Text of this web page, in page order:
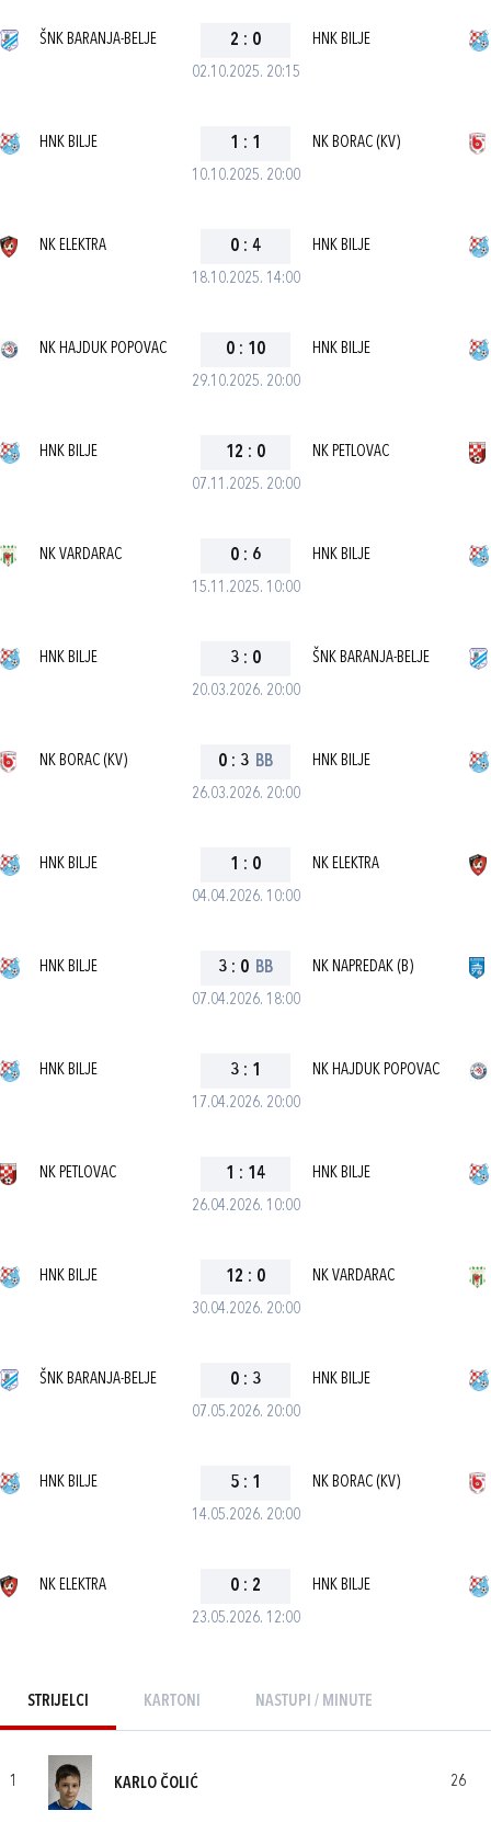
02.10.2025. 20:15
ŠNK BARANJA-BELJE 2 : 0 HNK BILJE
10.10.2025. 20:00
HNK BILJE 1 : 1 NK BORAC (KV)
18.10.2025. 14:00
NK ELEKTRA 0 : 4 HNK BILJE
29.10.2025. 20:00
NK HAJDUK POPOVAC 0 : 10 HNK BILJE
07.11.2025. 20:00
HNK BILJE 12 : 0 NK PETLOVAC
15.11.2025. 10:00
NK VARDARAC 0 : 6 HNK BILJE
20.03.2026. 20:00
HNK BILJE 3 : 0 ŠNK BARANJA-BELJE
26.03.2026. 20:00
NK BORAC (KV) 0 : 3 BB HNK BILJE
04.04.2026. 10:00
HNK BILJE 1 : 0 NK ELEKTRA
07.04.2026. 18:00
HNK BILJE 3 : 0 BB NK NAPREDAK (B)
17.04.2026. 20:00
HNK BILJE 3 : 1 NK HAJDUK POPOVAC
26.04.2026. 10:00
NK PETLOVAC 1 : 14 HNK BILJE
30.04.2026. 20:00
HNK BILJE 12 : 0 NK VARDARAC
07.05.2026. 20:00
ŠNK BARANJA-BELJE 0 : 3 HNK BILJE
14.05.2026. 20:00
HNK BILJE 5 : 1 NK BORAC (KV)
23.05.2026. 12:00
NK ELEKTRA 0 : 2 HNK BILJE
STRIJELCI KARTONI NASTUPI / MINUTE
1 KARLO ČOLIĆ 26